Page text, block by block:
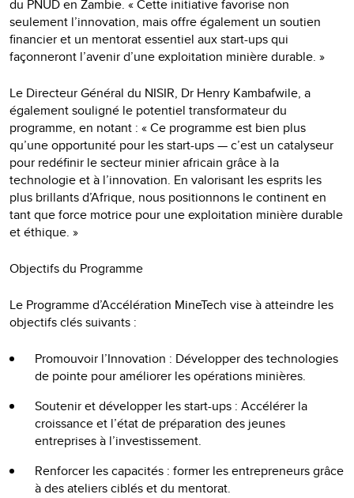
du PNUD en Zambie. « Cette initiative favorise non
seulement l’innovation, mais offre également un soutien
financier et un mentorat essentiel aux start-ups qui
façonneront l’avenir d’une exploitation minière durable. »
Le Directeur Général du NISIR, Dr Henry Kambafwile, a
également souligné le potentiel transformateur du
programme, en notant : « Ce programme est bien plus
qu’une opportunité pour les start-ups — c’est un catalyseur
pour redéfinir le secteur minier africain grâce à la
technologie et à l’innovation. En valorisant les esprits les
plus brillants d’Afrique, nous positionnons le continent en
tant que force motrice pour une exploitation minière durable
et éthique. »
Objectifs du Programme
Le Programme d’Accélération MineTech vise à atteindre les
objectifs clés suivants :
Promouvoir l’Innovation : Développer des technologies
de pointe pour améliorer les opérations minières.
Soutenir et développer les start-ups : Accélérer la
croissance et l’état de préparation des jeunes
entreprises à l’investissement.
Renforcer les capacités : former les entrepreneurs grâce
à des ateliers ciblés et du mentorat.